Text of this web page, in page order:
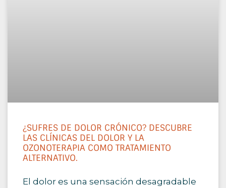
¿SUFRES DE DOLOR CRÓNICO? DESCUBRE
LAS CLÍNICAS DEL DOLOR Y LA
OZONOTERAPIA COMO TRATAMIENTO
ALTERNATIVO.
El dolor es una sensación desagradable